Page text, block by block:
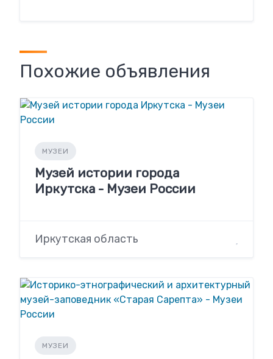
Похожие объявления
МУЗЕИ
Музей истории города
Иркутска - Музеи России
Иркутская область
МУЗЕИ